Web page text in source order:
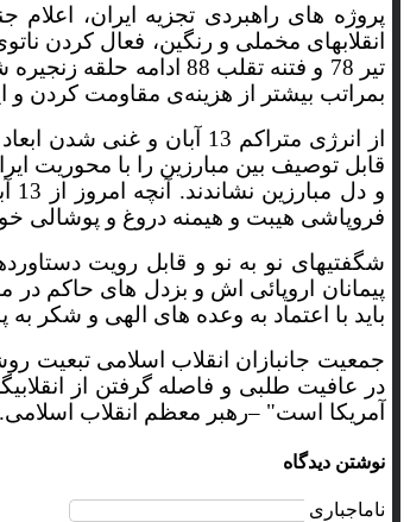
یزد
پروژه های راهبردی تجزیه ایران،
تیر 78 و فتنه تقلب
بمراتب بیشتر از هزینه‌ی مقاومت کردن
از انرژی متراکم 13
قابل توصیف بین مبارزین را با محوریت
فروپاشی هیبت و هیمنه دروغ و پوشالی خود
شگفتیهای نو به نو و قابل رویت
پیمانان اروپائی اش و بزدل های حاکم
باید با اعتماد به وعده های الهی و شکر
جمعیت جانبازان انقلاب اسلامی تبعیت
در عافیت طلبی و فاصله گرفتن از
آمریکا است" –رهبر معظم انقلاب اسلامی.
نوشتن دیدگاه
ناماجباری